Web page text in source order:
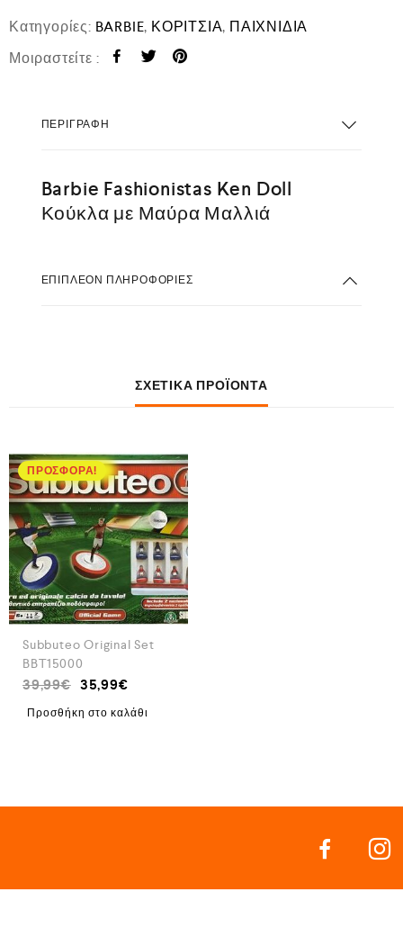
Κατηγορίες: BARBIE, ΚΟΡΙΤΣΙΑ, ΠΑΙΧΝΙΔΙΑ
Μοιραστείτε :
ΠΕΡΙΓΡΑΦΉ
Barbie Fashionistas Ken Doll
Κούκλα με Μαύρα Μαλλιά
ΕΠΙΠΛΈΟΝ ΠΛΗΡΟΦΟΡΊΕΣ
ΣΧΕΤΙΚΆ ΠΡΟΪΌΝΤΑ
ΠΡΟΣΦΟΡΆ!
Subbuteo Original Set
BBT15000
39,99€ 35,99€
Προσθήκη στο καλάθι